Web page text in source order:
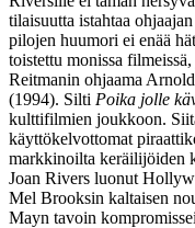
tilaisuutta istahtaa
pilojen huumori ei enää
toistettu monissa
Reitmanin ohjaama
(1994). Silti Poika jolle
kulttifilmien joukkoon.
käyttökelvottomat
markkinoilta keräilijöiden
Joan Rivers luonut
Mel Brooksin kaltaisen
Mayn tavoin